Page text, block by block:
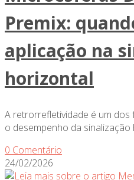
Premix:
aplicação na
horizontal
A retrorrefletividade é um
o desempenho da sinalização
0 Comentário
24/02/2026